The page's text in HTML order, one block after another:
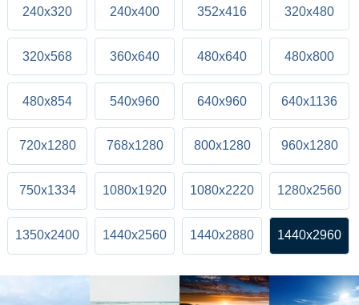
240x320 240x400 352x416 320x480
320x568 360x640 480x640 480x800
480x854 540x960 640x960 640x1136
720x1280 768x1280 800x1280 960x1280
750x1334 1080x1920 1080x2220 1280x2560
1350x2400 1440x2560 1440x2880 1440x2960